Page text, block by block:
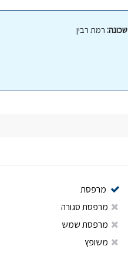
שכונה: רמת רבין
מרפסת
מרפסת סגורה
מרפסת שמש
משופץ